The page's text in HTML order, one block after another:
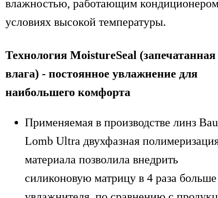
влажностью, работающим
условиях высокой температуры.
Технология MoistureSeal (запечатанная
влага) - постоянное увлажнение для
наибольшего комфорта
Применяемая в производстве линз
Lomb Ultra двухфазная
материала позволила внедрить
силиконовую матрицу в 4 раза больше